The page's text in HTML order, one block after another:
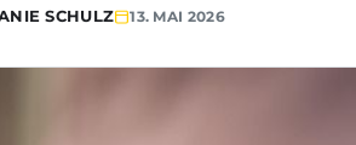
SCHULZ 13. MAI 2026